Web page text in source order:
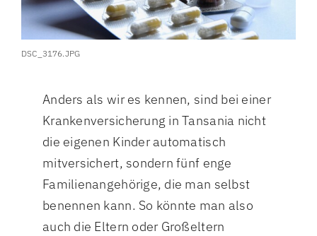
DSC_3176.JPG
Anders als wir es kennen, sind bei einer
Krankenversicherung in Tansania nicht
die eigenen Kinder automatisch
mitversichert, sondern fünf enge
Familienangehörige, die man selbst
benennen kann. So könnte man also
auch die Eltern oder Großeltern